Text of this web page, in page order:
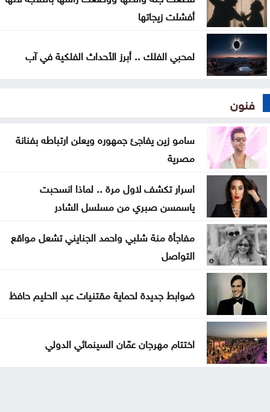
أفشلت زيجاتها
لمحبي الفلك .. أبرز الأحداث الفلكية في آب
فنون
سامو زين يفاجئ جمهوره ويعلن ارتباطه بفنانة
مصرية
اسرار تكشف لاول مرة .. لماذا انسحبت
ياسمسن صبري من مسلسل الشادر
مفاجأة منة شلبي واحمد الجنايني تشعل مواقع
التواصل
ضوابط جديدة لحماية مقتنيات عبد الحليم حافظ
اختتام مهرجان عمّان السينمائي الدولي